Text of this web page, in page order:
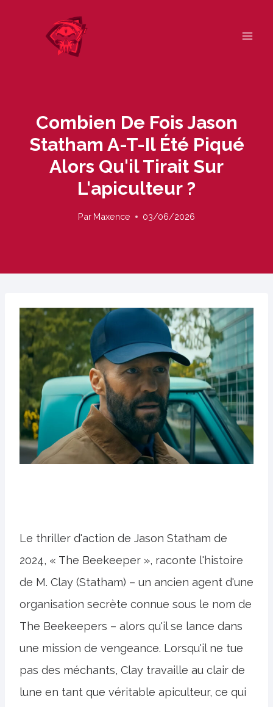
Combien De Fois Jason
Statham A-T-Il Été Piqué
Alors Qu'il Tirait Sur
L'apiculteur ?
Par Maxence 03/06/2026
Le thriller d'action de Jason Statham de
2024, « The Beekeeper », raconte l'histoire
de M. Clay (Statham) – un ancien agent d'une
organisation secrète connue sous le nom de
The Beekeepers – alors qu'il se lance dans
une mission de vengeance. Lorsqu'il ne tue
pas des méchants, Clay travaille au clair de
lune en tant que véritable apiculteur, ce qui